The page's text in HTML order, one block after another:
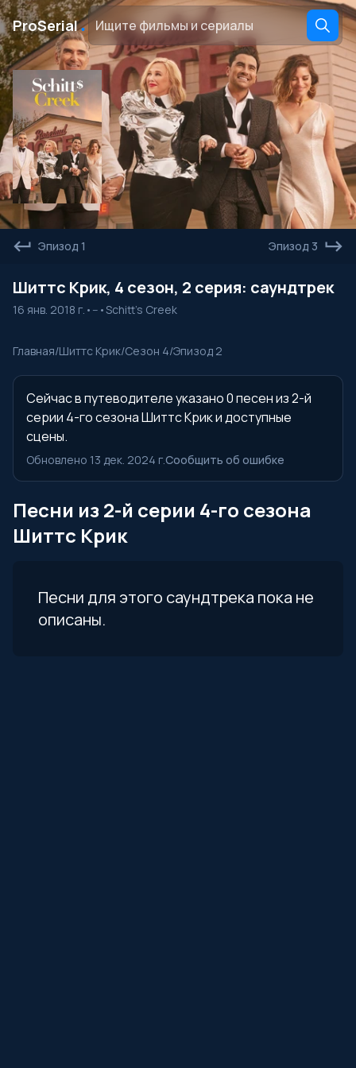
ProSerial․
Эпизод 1 Эпизод 3
Шиттс Крик, 4 сезон, 2 серия: саундтрек
16 янв. 2018 г. • -- •Schitt's Creek
Главная/Шиттс Крик/Сезон 4/Эпизод 2
Сейчас в путеводителе указано 0 песен из 2-й
серии 4-го сезона Шиттс Крик и доступные
сцены.
Обновлено 13 дек. 2024 г.Сообщить об ошибке
Песни из 2-й серии 4-го сезона
Шиттс Крик
Песни для этого саундтрека пока не
описаны.